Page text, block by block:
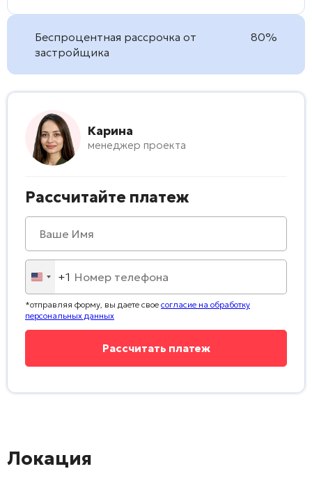
Беспроцентная рассрочка от
застройщика
80%
Карина
менеджер проекта
Рассчитайте платеж
United
States
+1
+1
*отправляя форму, вы даете свое согласие на обработку
персональных данных
Локация